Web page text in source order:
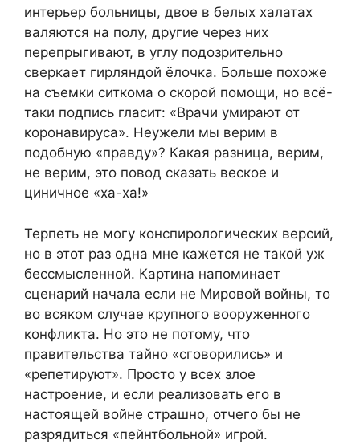
интерьер больницы, двое в белых халатах
валяются на полу, другие через них
перепрыгивают, в углу подозрительно
сверкает гирляндой ёлочка. Больше похоже
на съемки ситкома о скорой помощи, но всё-
таки подпись гласит: «Врачи умирают от
коронавируса». Неужели мы верим в
подобную «правду»? Какая разница, верим,
не верим, это повод сказать веское и
циничное «ха-ха!»
Терпеть не могу конспирологических версий,
но в этот раз одна мне кажется не такой уж
бессмысленной. Картина напоминает
сценарий начала если не Мировой войны, то
во всяком случае крупного вооруженного
конфликта. Но это не потому, что
правительства тайно «сговорились» и
«репетируют». Просто у всех злое
настроение, и если реализовать его в
настоящей войне страшно, отчего бы не
разрядиться «пейнтбольной» игрой.